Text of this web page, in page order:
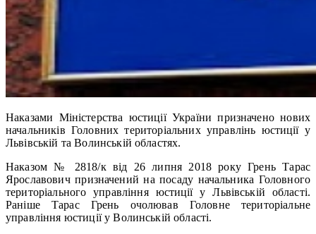
Наказами Міністерства юстиції України призначено нових
начальників Головних територіальних управлінь юстиції у
Львівській та Волинській областях.
Наказом № 2818/к від 26 липня 2018 року Грень Тарас
Ярославович призначений на посаду начальника Головного
територіального управління юстиції у Львівській області.
Раніше Тарас Грень очолював Головне територіальне
управління юстиції у Волинській області.